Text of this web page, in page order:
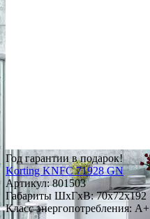
Год гарантии в подарок!
Korting KNFC 71928 GN
Артикул:801503
Габариты ШxГxВ: 70x72x192
Класс энергопотребления: A+